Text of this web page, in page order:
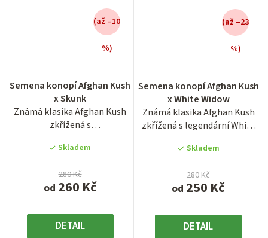
Semena konopí Afghan Kush
x Skunk
Známá klasika Afghan Kush
zkřížená s
Výnosný cross...
Skladem
od 260 Kč
280 Kč
(až –10
%)
DETAIL
produktu
je
3,4
z
hvězdiček.
Semena konopí Afghan Kush
x White Widow
Známá klasika Afghan Kush
zkřížená s legendární White
Skladem
od 250 Kč
280 Kč
(až –23
%)
DETAIL
produktu
je
3,4
z
hvězdiček.